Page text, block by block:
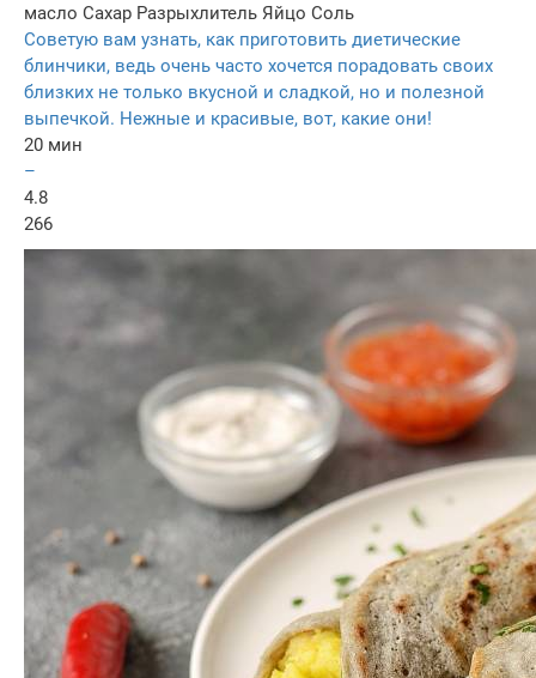
масло Сахар Разрыхлитель Яйцо Соль
Советую вам узнать, как приготовить диетические
блинчики, ведь очень часто хочется порадовать своих
близких не только вкусной и сладкой, но и полезной
выпечкой. Нежные и красивые, вот, какие они!
20 мин
–
4.8
266